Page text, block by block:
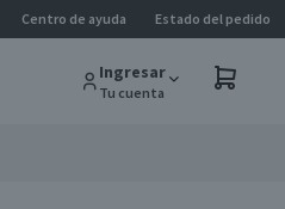
Centro de ayuda Estado del pedido
Ingresar
Tu cuenta